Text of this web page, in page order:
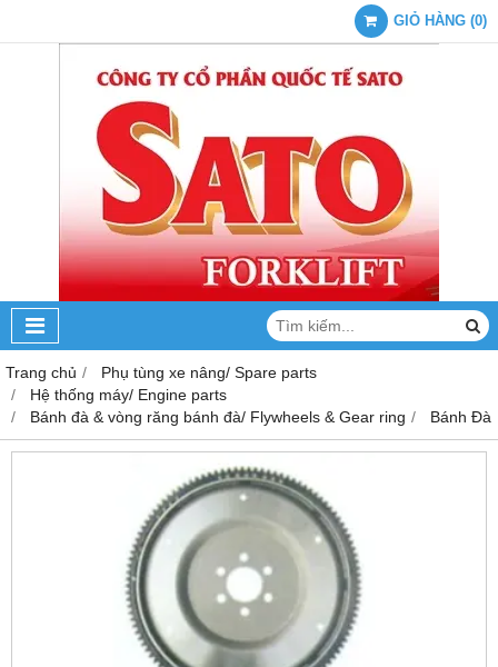
GIỎ HÀNG (0)
Trang chủ
Phụ tùng xe nâng/ Spare parts
Hệ thống máy/ Engine parts
Bánh đà & vòng răng bánh đà/ Flywheels & Gear ring
Bánh Đà